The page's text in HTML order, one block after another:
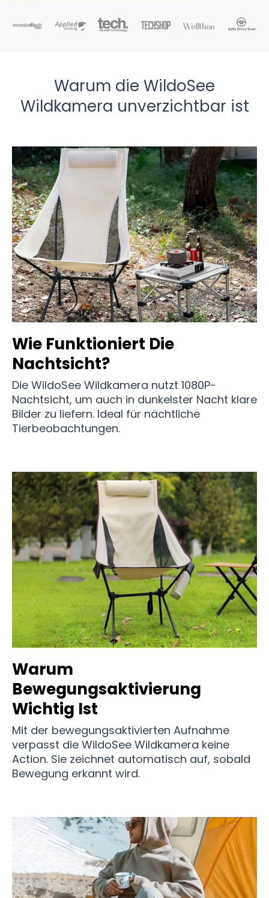
Warum die WildoSee
Wildkamera unverzichtbar ist
Wie Funktioniert Die
Nachtsicht?
Die WildoSee Wildkamera nutzt 1080P-
Nachtsicht, um auch in dunkelster Nacht klare
Bilder zu liefern. Ideal für nächtliche
Tierbeobachtungen.
Warum
Bewegungsaktivierung
Wichtig Ist
Mit der bewegungsaktivierten Aufnahme
verpasst die WildoSee Wildkamera keine
Action. Sie zeichnet automatisch auf, sobald
Bewegung erkannt wird.